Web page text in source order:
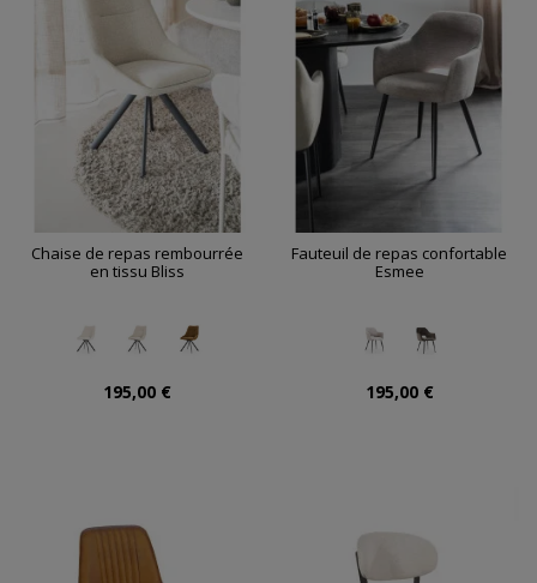
Chaise de repas rembourrée
en tissu Bliss
195,00 €
Fauteuil de repas confortable
Esmee
195,00 €